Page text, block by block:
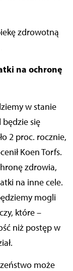
zdrowotną
na ochronę
w stanie
będzie się
2 proc. rocznie,
Koen Torfs.
zdrowia,
na inne cele.
mogli
które –
niż postęp w
może